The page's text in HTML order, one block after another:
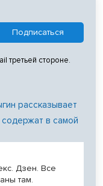
третьей стороне.
рассказывает
содержат в самой
Дзен. Все
там.